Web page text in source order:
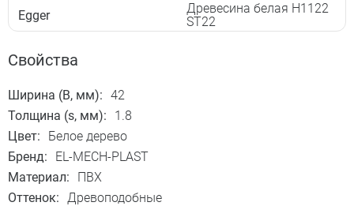
Egger
Древесина белая H1122
ST22
Свойства
Ширина (B, мм): 42
Толщина (s, мм):
1.8
Цвет:
Белое дерево
Бренд:
EL-MECH-PLAST
Материал:
ПВХ
Оттенок: Древоподобные